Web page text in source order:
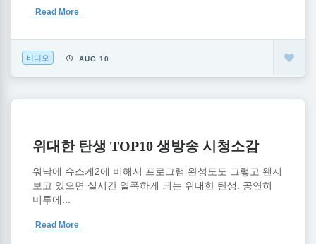
Read More
비디오 AUG 10
위대한 탄생 TOP10 생방송 시청소감
워낙에 슈스케2에 비해서 프로그램 완성도도 그렇고 왠지
보고 있으면 실시간 열폭하게 되는 위대한 탄생. 공연히
미투에...
Read More